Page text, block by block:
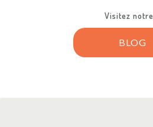
Visitez notre
BLOG